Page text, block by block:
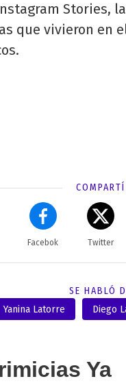
Stories,
que vivieron en
COMPARTÍ
Facebok Twitter
SE HABLÓ
Yanina Latorre
Diego
Ya